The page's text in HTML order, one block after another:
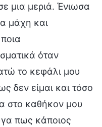
μια μεριά. Ένιωσα
μάχη και
όταν
το κεφάλι μου
δεν είμαι και τόσο
στο καθήκον μου
πως κάποιος